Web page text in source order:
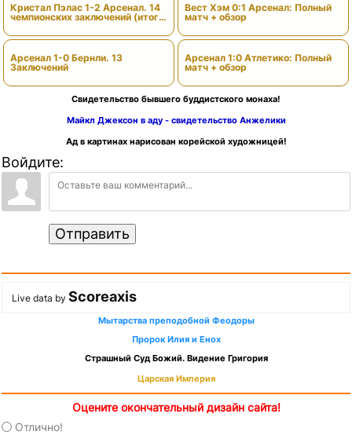
Кристал Пэлас 1-2 Арсенал. 14
чемпионских заключений (итоги
Арсенал 1-0 Бернли. 13
Заключений
Вест Хэм 0:1 Арсенал: Полный
матч + обзор
Арсенал 1:0 Атлетико: Полный
матч + обзор
Свидетельство бывшего буддистского монаха!
Майкл Джексон в аду - свидетельство Анжелики
Ад в картинах нарисован корейской художницей!
Войдите:
Отправить
Live data by Scoreaxis
Мытарства преподобной Феодоры
Пророк Илия и Енох
Страшный Суд Божий. Видение Григория
Царская Империя
Оцените окончательный дизайн сайта!
Отлично!